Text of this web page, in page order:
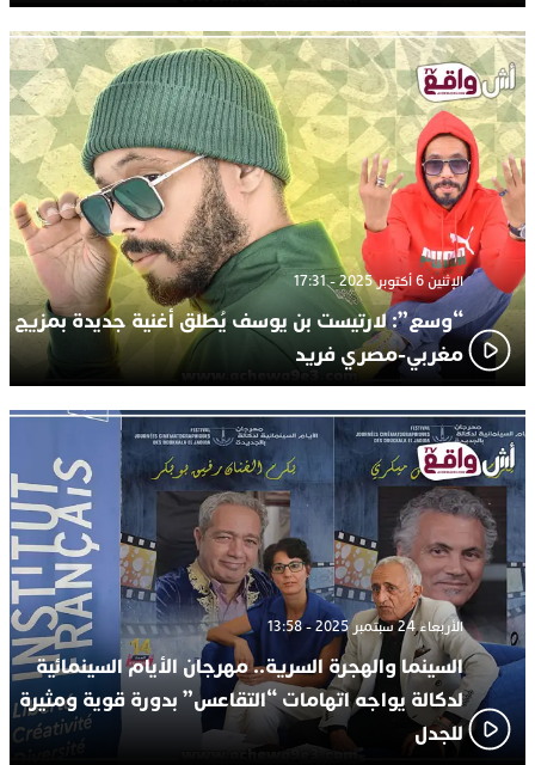
الإثنين 6 أكتوبر 2025 - 17:31
“وسع”: لارتيست بن يوسف يُطلق أغنية جديدة بمزيج
مغربي-مصري فريد
الأربعاء 24 سبتمبر 2025 - 13:58
السينما والهجرة السرية.. مهرجان الأيام السينمائية
لدكالة يواجه اتهامات “التقاعس” بدورة قوية ومثيرة
للجدل